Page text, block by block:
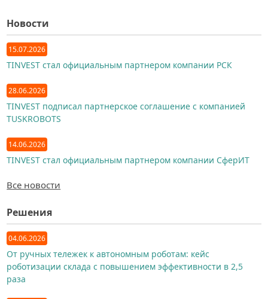
Новости
15.07.2026
TINVEST стал официальным партнером компании РСК
28.06.2026
TINVEST подписал партнерское соглашение с компанией
TUSKROBOTS
14.06.2026
TINVEST стал официальным партнером компании СферИТ
Все новости
Решения
04.06.2026
От ручных тележек к автономным роботам: кейс
роботизации склада с повышением эффективности в 2,5
раза